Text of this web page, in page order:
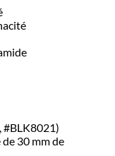
#BLK8021)
30 mm de